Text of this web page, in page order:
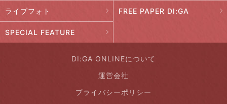
ライブフォト FREE PAPER DI:GA
SPECIAL FEATURE
DI:GA ONLINEについて
運営会社
プライバシーポリシー